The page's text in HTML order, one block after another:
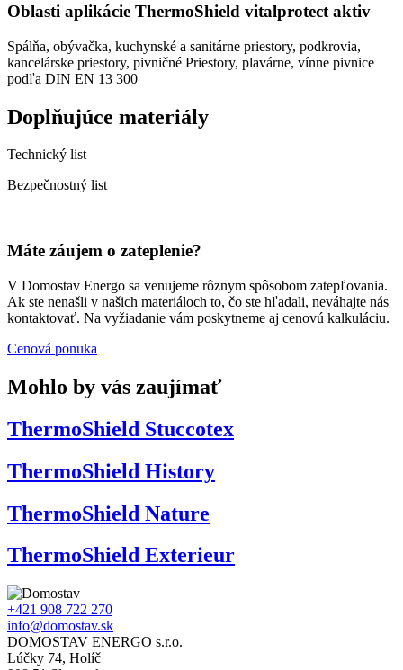
Oblasti aplikácie ThermoShield vitalprotect aktiv
Spálňa, obývačka, kuchynské a sanitárne priestory, podkrovia,
kancelárske priestory, pivničné Priestory, plavárne, vínne pivnice
podľa DIN EN 13 300
Doplňujúce materiály
Technický list
Bezpečnostný list
Máte záujem o zateplenie?
V Domostav Energo sa venujeme rôznym spôsobom zatepľovania.
Ak ste nenašli v našich materiáloch to, čo ste hľadali, neváhajte nás
kontaktovať. Na vyžiadanie vám poskytneme aj cenovú kalkuláciu.
Cenová ponuka
Mohlo by vás zaujímať
ThermoShield Stuccotex
ThermoShield History
ThermoShield Nature
ThermoShield Exterieur
+421 908 722 270
info@domostav.sk
DOMOSTAV ENERGO s.r.o.
Lúčky 74, Holíč